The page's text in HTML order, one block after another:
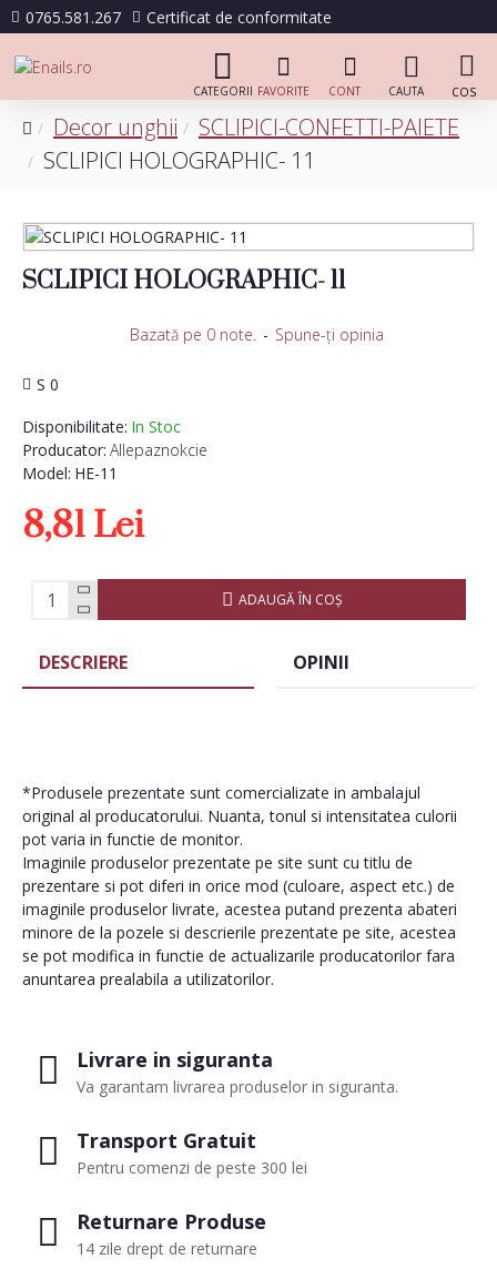
0765.581.267 Certificat de conformitate
Decor unghii
SCLIPICI-CONFETTI-PAIETE
SCLIPICI HOLOGRAPHIC- 11
SCLIPICI HOLOGRAPHIC- 11
Disponibilitate: In Stoc
Producator: Allepaznokcie
Model: HE-11
S 0
Bazată pe 0 note. - Spune-ţi opinia
8,81 Lei
ADAUGĂ ÎN COŞ
Livrare in siguranta
Va garantam livrarea produselor in siguranta.
Transport Gratuit
Pentru comenzi de peste 300 lei
Returnare Produse
14 zile drept de returnare
DESCRIERE OPINII
*Produsele prezentate sunt comercializate in ambalajul
original al producatorului. Nuanta, tonul si intensitatea culorii
pot varia in functie de monitor.
Imaginile produselor prezentate pe site sunt cu titlu de
prezentare si pot diferi in orice mod (culoare, aspect etc.) de
imaginile produselor livrate, acestea putand prezenta abateri
minore de la pozele si descrierile prezentate pe site, acestea
se pot modifica in functie de actualizarile producatorilor fara
anuntarea prealabila a utilizatorilor.